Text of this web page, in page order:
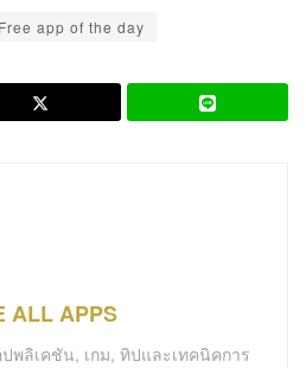
Free app of the day
ALL APPS
พลิเคชัน, เกม, ทิปและเทคนิคการ